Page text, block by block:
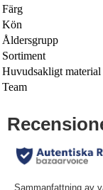
Färg
Kön
Åldersgrupp
Sortiment
Huvudsakligt material
Team